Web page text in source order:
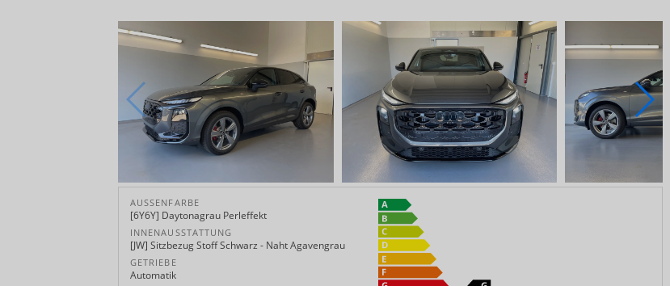
AUSSENFARBE
[6Y6Y] Daytonagrau Perleffekt
INNENAUSSTATTUNG
[JW] Sitzbezug Stoff Schwarz - Naht Agavengrau
GETRIEBE
Automatik